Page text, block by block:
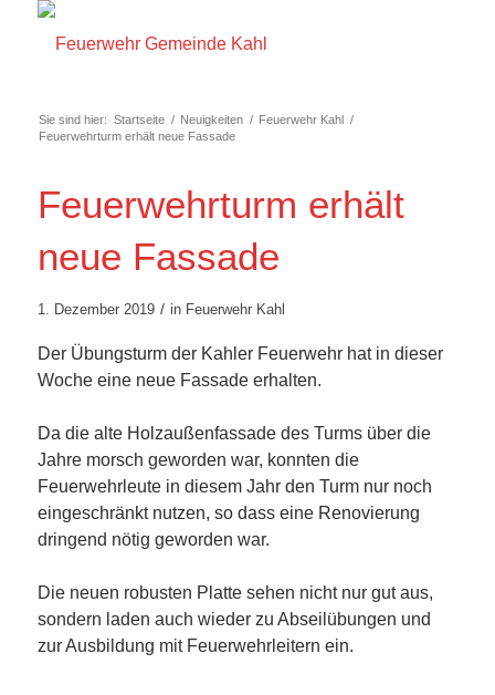
Sie sind hier: Startseite / Neuigkeiten / Feuerwehr Kahl /
Feuerwehrturm erhält neue Fassade
Feuerwehrturm erhält
neue Fassade
1. Dezember 2019 / in Feuerwehr Kahl
Der Übungsturm der Kahler Feuerwehr hat in dieser
Woche eine neue Fassade erhalten.
Da die alte Holzaußenfassade des Turms über die
Jahre morsch geworden war, konnten die
Feuerwehrleute in diesem Jahr den Turm nur noch
eingeschränkt nutzen, so dass eine Renovierung
dringend nötig geworden war.
Die neuen robusten Platte sehen nicht nur gut aus,
sondern laden auch wieder zu Abseilübungen und
zur Ausbildung mit Feuerwehrleitern ein.